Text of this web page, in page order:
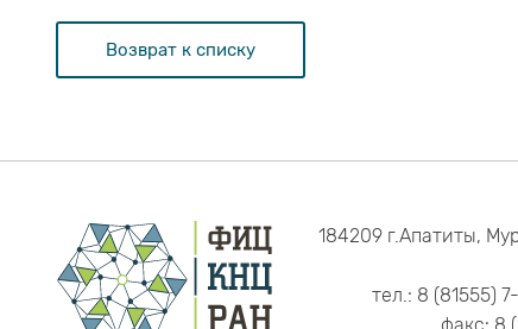
Возврат к списку
184209 г.Апатиты,
тел.: 8 (81555)